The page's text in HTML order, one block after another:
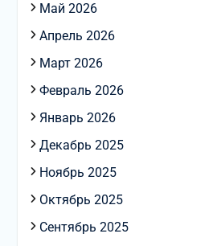
Май 2026
Апрель 2026
Март 2026
Февраль 2026
Январь 2026
Декабрь 2025
Ноябрь 2025
Октябрь 2025
Сентябрь 2025